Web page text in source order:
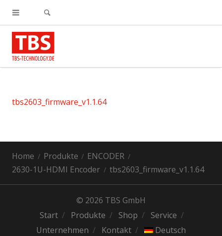
tbs2603_firmware_v1.1.64
Home Produkte
ENCODER
2630-1U-HDMI Encoder
tbs2603_firmware_v1.1.64
© 2026 TBS GmbH
Start
Produkte Shop
Service
Unternehmen
Kontakt Deutsch